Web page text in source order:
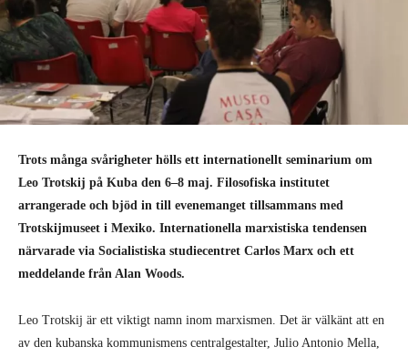
Trots många svårigheter hölls ett internationellt seminarium om
Leo Trotskij på Kuba den 6–8 maj. Filosofiska institutet
arrangerade och bjöd in till evenemanget tillsammans med
Trotskijmuseet i Mexiko. Internationella marxistiska tendensen
närvarade via Socialistiska studiecentret Carlos Marx och ett
meddelande från Alan Woods.
Leo Trotskij är ett viktigt namn inom marxismen. Det är välkänt att en
av den kubanska kommunismens centralgestalter, Julio Antonio Mella,